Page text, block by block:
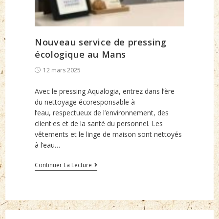
Nouveau service de pressing
écologique au Mans
Post12 mars 2025
Avec le pressing Aqualogia, entrez dans l’ère
du nettoyage écoresponsable à
l’eau, respectueux de l’environnement, des
client·es et de la santé du personnel. Les
vêtements et le linge de maison sont nettoyés
à l’eau…
Continuer La Lecture
Nouveau
pressing
écologique